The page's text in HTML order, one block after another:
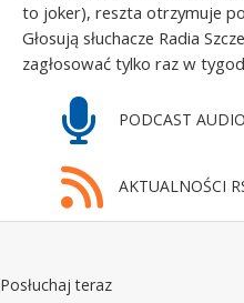
to joker), reszta otrzymuje
Głosują słuchacze Radia
zagłosować tylko raz w
PODCAST AUDIO
AKTUALNOŚCI
Posłuchaj teraz